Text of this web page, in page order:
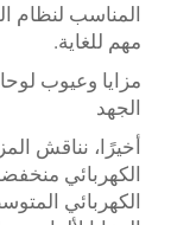
المناسب لنظام
مهم للغاية.
مزايا وعيوب
الجهد
أخيرًا، نناقش